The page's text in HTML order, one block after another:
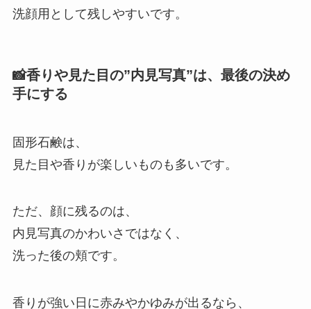
洗顔用として残しやすいです。
📸香りや見た目の”内見写真”は、最後の決め
手にする
固形石鹸は、
見た目や香りが楽しいものも多いです。
ただ、顔に残るのは、
内見写真のかわいさではなく、
洗った後の頬です。
香りが強い日に赤みやかゆみが出るなら、